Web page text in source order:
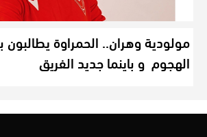
مولودية وهران.. الحمراوة
الهجوم و باينما جديد الفريق